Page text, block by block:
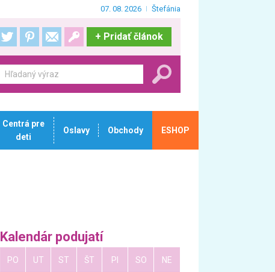
07. 08. 2026 Štefánia
+ Pridať článok
Centrá pre
deti
Oslavy Obchody ESHOP
Kalendár podujatí
PO UT ST ŠT PI SO NE